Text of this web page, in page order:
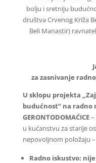
bolju i sretniju
društva Crvenog Križa
Beli Manastir)
za zasnivanje
U sklopu projekta
budućnost“ na radno
GERONTODOMAĆICE–
u kućanstvu za starije
nepovoljnom položaju –
Radno iskustvo: